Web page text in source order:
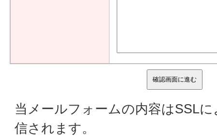
当メールフォームの内容はSSL
信されます。